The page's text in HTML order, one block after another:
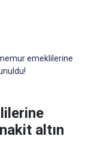
emeklilerine
altın